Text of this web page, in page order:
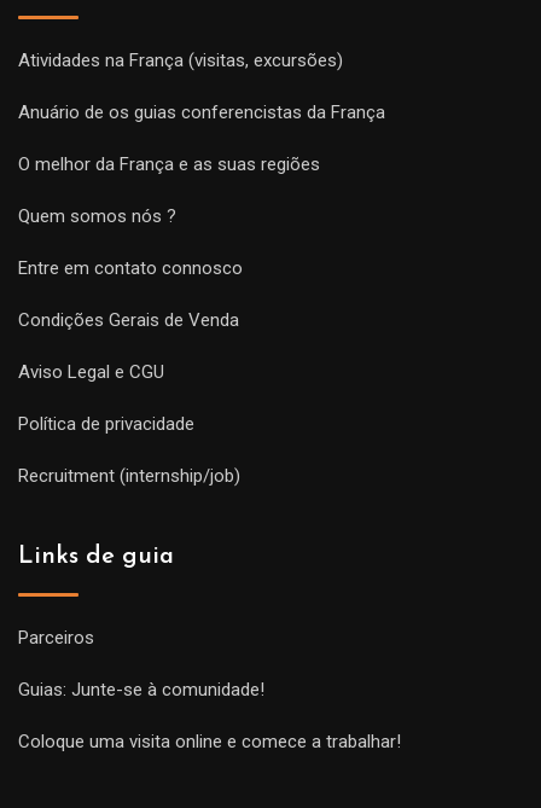
Atividades na França (visitas, excursões)
Anuário de os guias conferencistas da França
O melhor da França e as suas regiões
Quem somos nós ?
Entre em contato connosco
Condições Gerais de Venda
Aviso Legal e CGU
Política de privacidade
Recruitment (internship/job)
Links de guia
Parceiros
Guias: Junte-se à comunidade!
Coloque uma visita online e comece a trabalhar!